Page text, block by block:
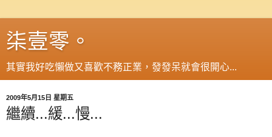
柒壹零。
其實我好吃懶做又喜歡不務正業，發發呆就會很開心...
2009年5月15日 星期五
繼續...緩...慢...